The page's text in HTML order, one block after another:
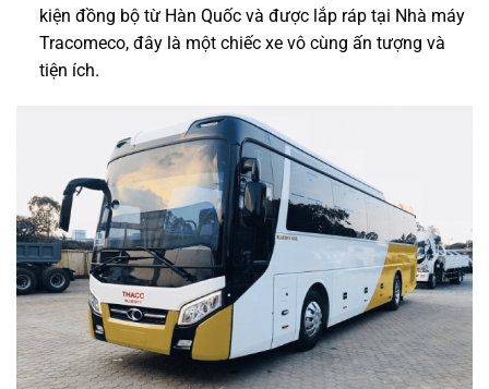
kiện đồng bộ từ Hàn Quốc và được lắp ráp tại Nhà máy
Tracomeco, đây là một chiếc xe vô cùng ấn tượng và
tiện ích.